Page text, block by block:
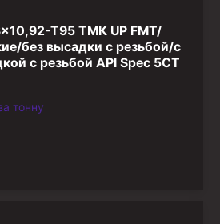
T95 ТМК UP FMT/
без высадки с резьбой/с
с резьбой API Spec 5CT
тонну